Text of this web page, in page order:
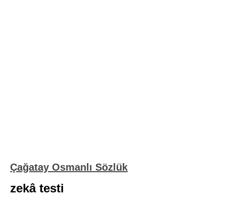
Çağatay Osmanlı Sözlük
zekâ testi